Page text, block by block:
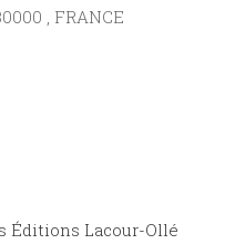
, FRANCE
Éditions Lacour-Ollé